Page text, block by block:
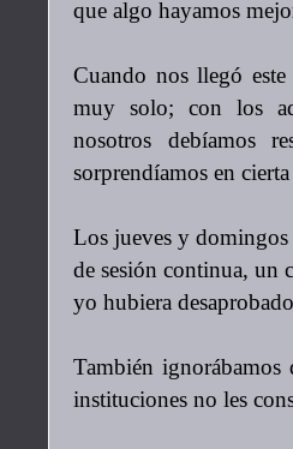
que algo hayamos
Cuando nos llegó
muy solo; con los
nosotros debíamos
sorprendíamos en
Los jueves y domingos
de sesión continua, un
yo hubiera
También
instituciones no les